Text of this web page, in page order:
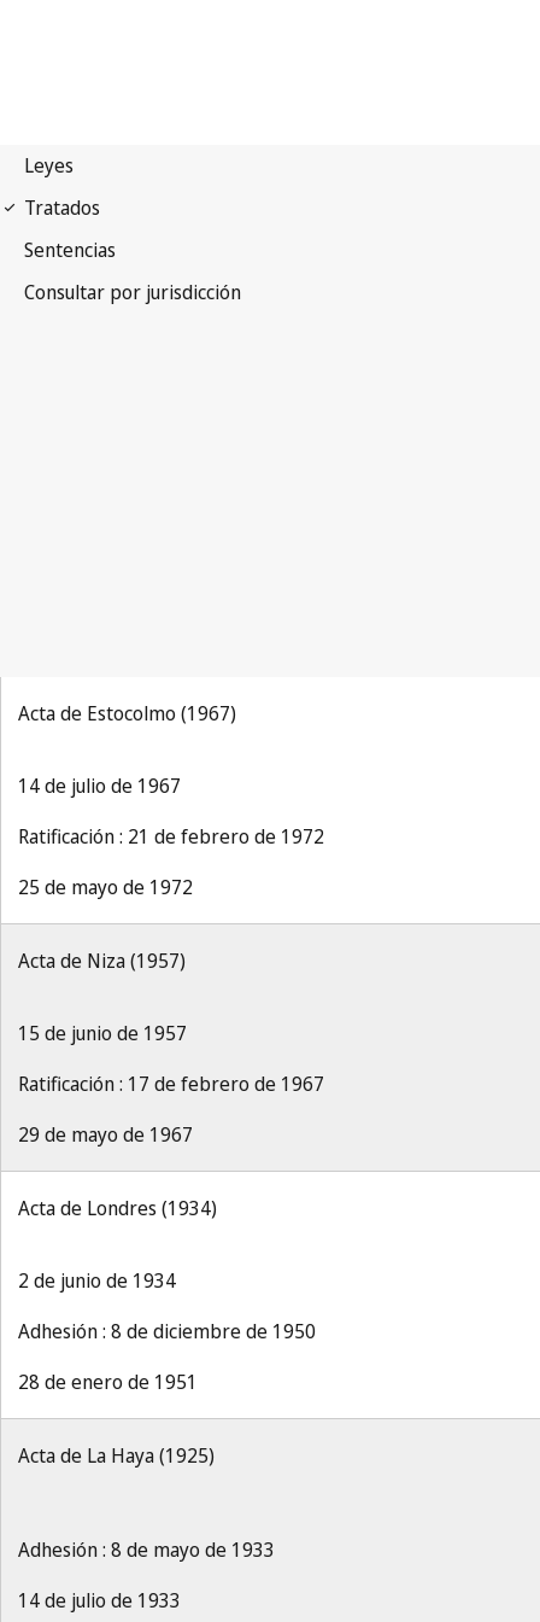
Acta de Estocolmo (1967)
14 de julio de 1967
Ratificación : 21 de febrero de 1972
25 de mayo de 1972
Acta de Niza (1957)
15 de junio de 1957
Ratificación : 17 de febrero de 1967
29 de mayo de 1967
Acta de Londres (1934)
2 de junio de 1934
Adhesión : 8 de diciembre de 1950
28 de enero de 1951
Acta de La Haya (1925)
Adhesión : 8 de mayo de 1933
14 de julio de 1933